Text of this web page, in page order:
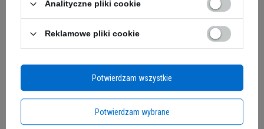
Analityczne pliki cookie
Reklamowe pliki cookie
Potwierdzam wybrane
Potwierdzam wszystkie